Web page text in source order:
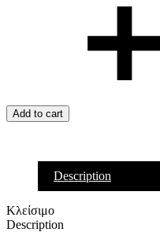
Add to cart
Description
Κλείσιμο
Description